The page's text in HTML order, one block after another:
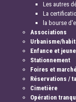
Les autres
La
la bourse
Associations
Urbanisme/
Enfance et
Stationnement
Foires et
Réservations /
Cimetière
Opération